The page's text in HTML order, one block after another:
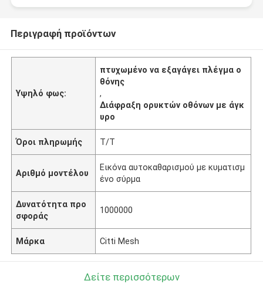
Περιγραφή προϊόντων
Υψηλό φως:
πτυχωμένο να εξαγάγει πλέγμα ο
θόνης
,
Διάφραξη ορυκτών οθόνων με άγκ
υρο
Όροι πληρωμής Τ/Τ
Αριθμό μοντέλου
Εικόνα αυτοκαθαρισμού με κυματισμ
ένο σύρμα
Δυνατότητα προ
σφοράς
1000000
Μάρκα Citti Mesh
Δείτε περισσότερων